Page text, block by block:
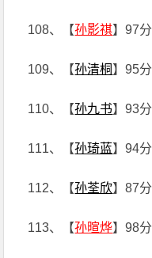
108、【孙影祺】97分
109、【孙清桐 】95分
110、【孙九书】93分
111、【孙琦蓝】94分
112、【孙荃欣】87分
113、【孙暄烨】98分